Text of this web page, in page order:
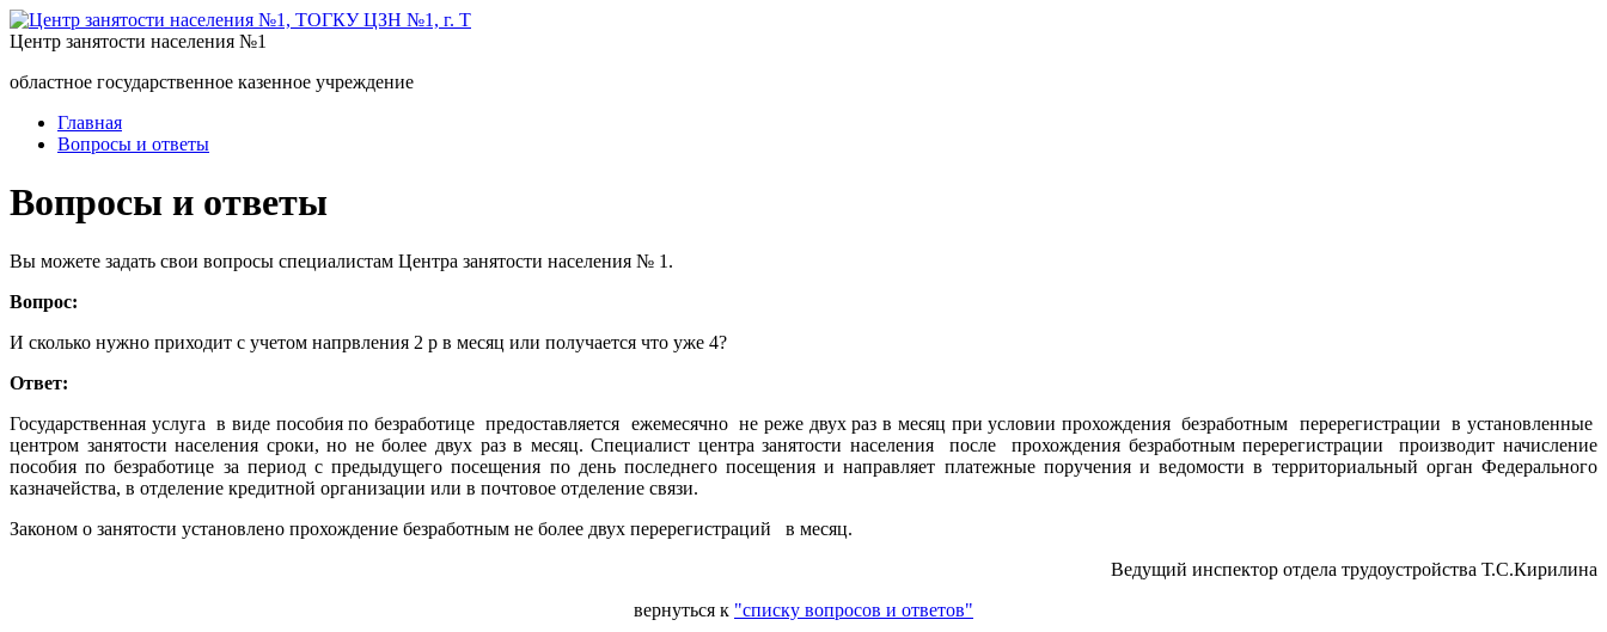
Центр занятости населения №1
областное государственное казенное учреждение
Главная
Вопросы и ответы
Вопросы и ответы
Вы можете задать свои вопросы специалистам Центра занятости населения № 1.
Вопрос:
И сколько нужно приходит с учетом напрвления 2 р в месяц или получается что уже 4?
Ответ:
Государственная услуга в виде пособия по безработице предоставляется ежемесячно не реже двух раз в месяц при условии прохождения безработным перерегистрации в установленные
центром занятости населения сроки, но не более двух раз в месяц. Специалист центра занятости населения после прохождения безработным перерегистрации производит начисление
пособия по безработице за период с предыдущего посещения по день последнего посещения и направляет платежные поручения и ведомости в территориальный орган Федерального
казначейства, в отделение кредитной организации или в почтовое отделение связи.
Законом о занятости установлено прохождение безработным не более двух перерегистраций в месяц.
Ведущий инспектор отдела трудоустройства Т.С.Кирилина
вернуться к "списку вопросов и ответов"